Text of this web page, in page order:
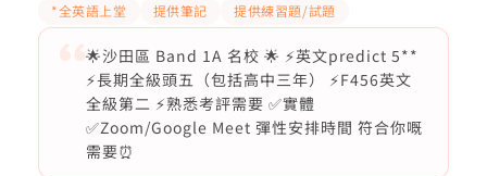
*全英語上堂 提供筆記 提供練習題/試題
🌟沙田區 Band 1A 名校 🌟 ⚡️英文predict 5**
⚡️長期全級頭五（包括高中三年） ⚡️F456英文
全級第二 ⚡️熟悉考評需要 ✅實體
✅Zoom/Google Meet 彈性安排時間 符合你嘅
需要⏰